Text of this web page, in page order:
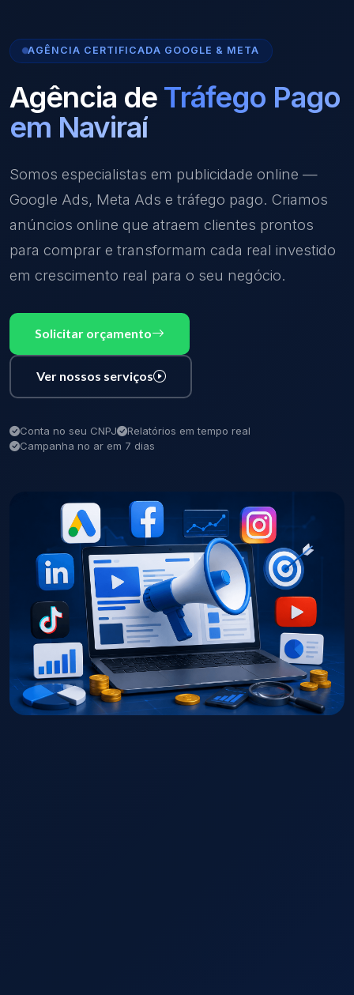
AGÊNCIA CERTIFICADA GOOGLE & META
Agência de Tráfego Pago
em Naviraí
Somos especialistas em publicidade online —
Google Ads, Meta Ads e tráfego pago. Criamos
anúncios online que atraem clientes prontos
para comprar e transformam cada real investido
em crescimento real para o seu negócio.
Solicitar orçamento
Ver nossos serviços
Conta no seu CNPJ
Relatórios em tempo real
Campanha no ar em 7 dias